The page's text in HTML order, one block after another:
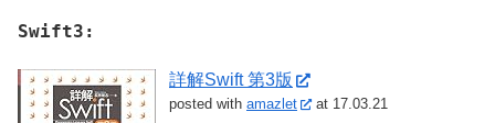
Swift3:
詳解Swift 第3版
posted with amazlet at 17.03.21